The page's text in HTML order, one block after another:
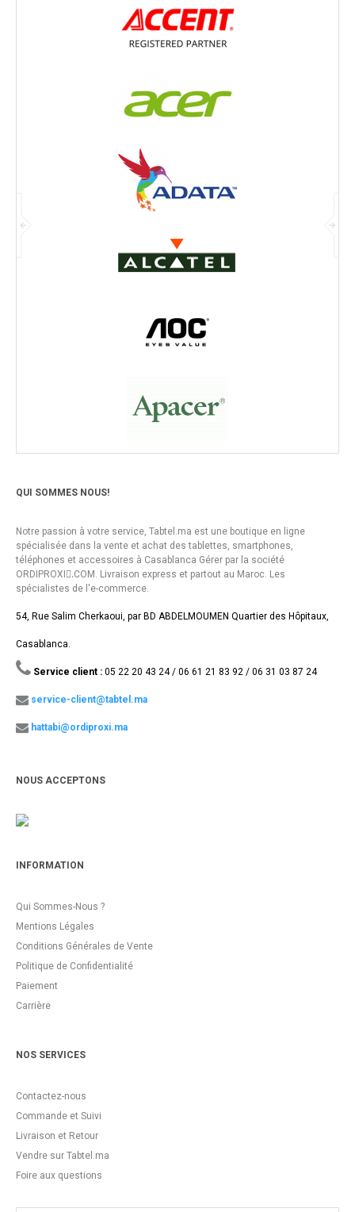
QUI SOMMES NOUS!
Notre passion à votre service, Tabtel.ma est une boutique en ligne
spécialisée dans la vente et achat des tablettes, smartphones,
téléphones et accessoires à Casablanca Gérer par la société
ORDIPROXI.ِCOM. Livraison express et partout au Maroc. Les
spécialistes de l'e-commerce.
54, Rue Salim Cherkaoui, par BD ABDELMOUMEN Quartier des Hôpitaux,
Casablanca.
Service client : 05 22 20 43 24 / 06 61 21 83 92 / 06 31 03 87 24
service-client@tabtel.ma
hattabi@ordiproxi.ma
NOUS ACCEPTONS
INFORMATION
Qui Sommes-Nous ?
Mentions Légales
Conditions Générales de Vente
Politique de Confidentialité
Paiement
Carrière
NOS SERVICES
Contactez-nous
Commande et Suivi
Livraison et Retour
Vendre sur Tabtel.ma
Foire aux questions